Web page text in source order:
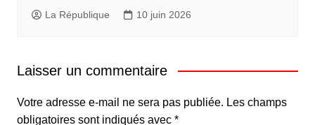
La République 10 juin 2026
Laisser un commentaire
Votre adresse e-mail ne sera pas publiée. Les champs
obligatoires sont indiqués avec *